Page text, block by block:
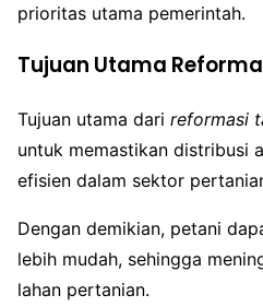
prioritas utama pemerintah.
Tujuan Utama
Tujuan utama dari reformasi
untuk memastikan distribusi
efisien dalam sektor
Dengan demikian, petani
lebih mudah, sehingga
lahan pertanian.